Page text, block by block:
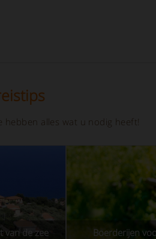
alles wat u nodig heeft!
van de zee Boerderijen